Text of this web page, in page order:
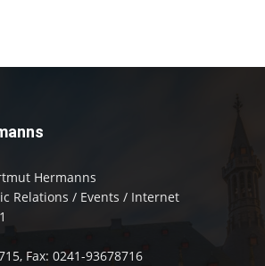
Hermanns
Relations / Events / Internet
Fax: 0241-93678716